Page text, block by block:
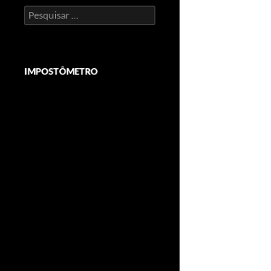
Pesquisar
por:
IMPOSTÔMETRO